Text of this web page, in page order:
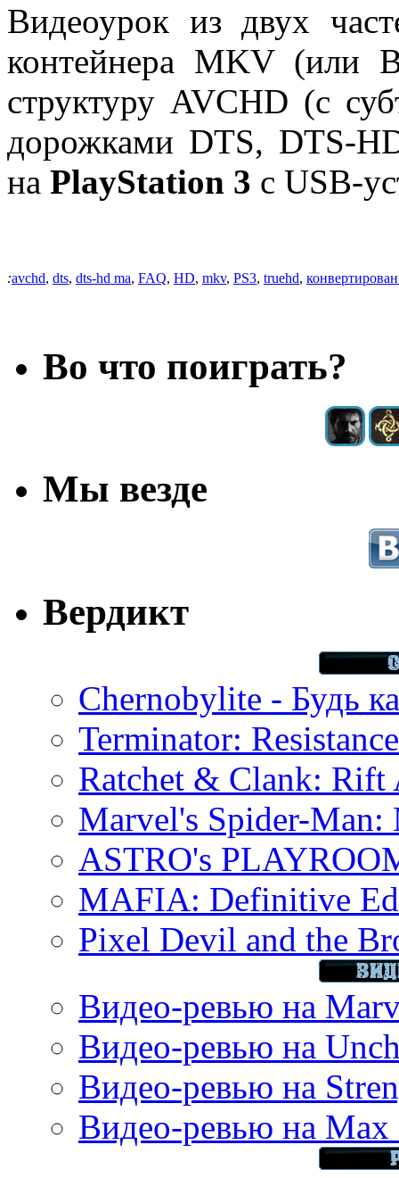
Видеоурок из двух
контейнера MKV (или
структуру AVCHD (с
дорожками DTS, DTS-
на PlayStation 3 с USB-
:avchd, dts, dts-hd ma, FAQ, HD, mkv, PS3, truehd,
Во что поиграть?
Мы везде
Вердикт
Chernobylite - Будь
Terminator:
Ratchet & Clank: Rift
Marvel's Spider-Man:
ASTRO's
MAFIA: Definitive
Pixel Devil and the
Видео-ревью на
Видео-ревью на
Видео-ревью на
Видео-ревью на Max